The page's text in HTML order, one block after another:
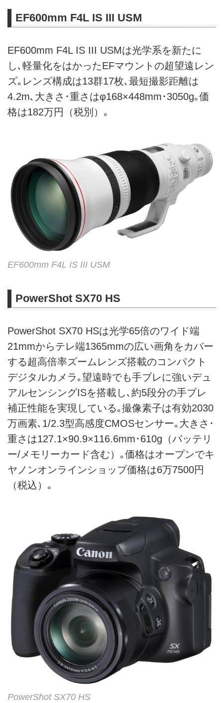
EF600mm F4L IS III USM
EF600mm F4L IS III USMは光学系を新たに
し､軽量化をはかったEFマウントの超望遠レン
ズ｡レンズ構成は13群17枚､最短撮影距離は
4.2m､大きさ･重さはφ168×448mm･3050g｡価
格は182万円（税別）｡
EF600mm F4L IS III USM
PowerShot SX70 HS
PowerShot SX70 HSは光学65倍のワイド端
21mmからテレ端1365mmの広い画角をカバー
する超高倍率ズームレンズ搭載のコンパクト
デジタルカメラ｡望遠時でも手ブレに強いデュ
アルセンシングISを搭載し､約5段分の手ブレ
補正性能を実現している｡撮像素子は有効2030
万画素､1/2.3型高感度CMOSセンサー｡大きさ･
重さは127.1×90.9×116.6mm･610g（バッテリ
ー/メモリーカード含む）｡価格はオープンでキ
ヤノンオンラインショップ価格は6万7500円
（税込）｡
PowerShot SX70 HS